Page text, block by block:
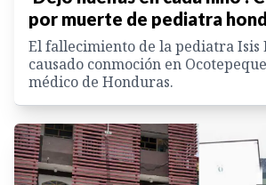
por muerte de pediatra
El fallecimiento de la pediatra Isis
causado conmoción en
médico de Honduras.